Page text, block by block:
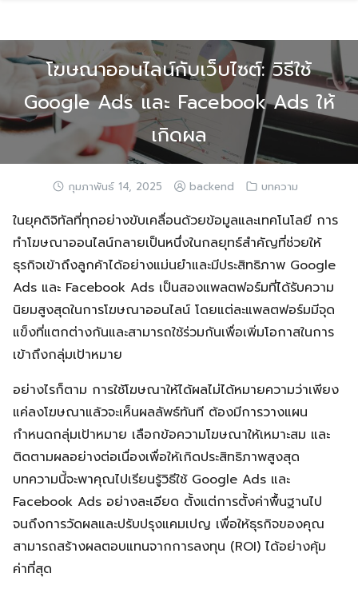
content
โฆษณาออนไลน์กับเว็บไซต์: วิธีใช้
Google Ads และ Facebook Ads ให้
เกิดผล
กุมภาพันธ์ 14, 2025 backend บทความ
ในยุคดิจิทัลที่ทุกอย่างขับเคลื่อนด้วยข้อมูลและเทคโนโลยี การ
ทำโฆษณาออนไลน์กลายเป็นหนึ่งในกลยุทธ์สำคัญที่ช่วยให้
ธุรกิจเข้าถึงลูกค้าได้อย่างแม่นยำและมีประสิทธิภาพ Google
Ads และ Facebook Ads เป็นสองแพลตฟอร์มที่ได้รับความ
นิยมสูงสุดในการโฆษณาออนไลน์ โดยแต่ละแพลตฟอร์มมีจุด
แข็งที่แตกต่างกันและสามารถใช้ร่วมกันเพื่อเพิ่มโอกาสในการ
เข้าถึงกลุ่มเป้าหมาย
อย่างไรก็ตาม การใช้โฆษณาให้ได้ผลไม่ได้หมายความว่าเพียง
แค่ลงโฆษณาแล้วจะเห็นผลลัพธ์ทันที ต้องมีการวางแผน
กำหนดกลุ่มเป้าหมาย เลือกข้อความโฆษณาให้เหมาะสม และ
ติดตามผลอย่างต่อเนื่องเพื่อให้เกิดประสิทธิภาพสูงสุด
บทความนี้จะพาคุณไปเรียนรู้วิธีใช้ Google Ads และ
Facebook Ads อย่างละเอียด ตั้งแต่การตั้งค่าพื้นฐานไป
จนถึงการวัดผลและปรับปรุงแคมเปญ เพื่อให้ธุรกิจของคุณ
สามารถสร้างผลตอบแทนจากการลงทุน (ROI) ได้อย่างคุ้ม
ค่าที่สุด